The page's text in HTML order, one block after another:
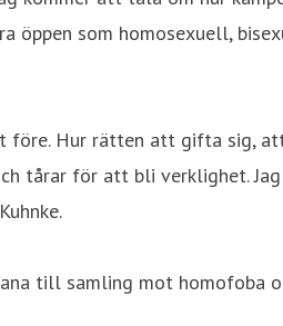
som homosexuell,
Hur rätten att gifta sig,
tårar för att bli verklighet.
till samling mot homofoba